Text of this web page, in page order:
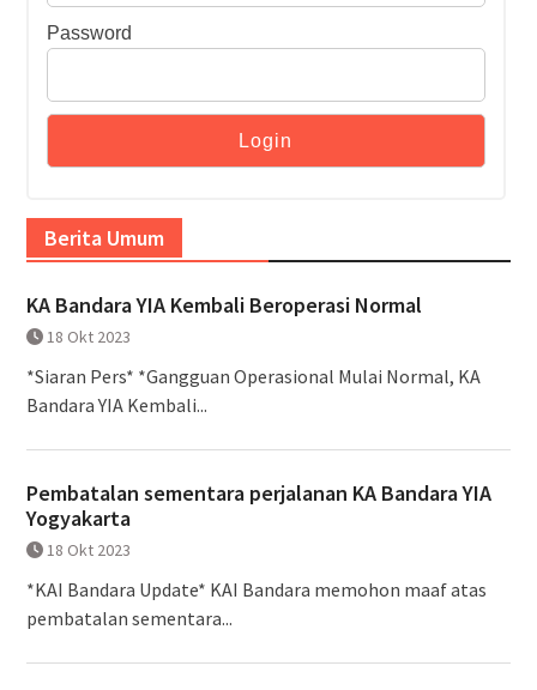
Password
Berita Umum
KA Bandara YIA Kembali Beroperasi Normal
18 Okt 2023
*Siaran Pers* *Gangguan Operasional Mulai Normal, KA
Bandara YIA Kembali...
Pembatalan sementara perjalanan KA Bandara YIA
Yogyakarta
18 Okt 2023
*KAI Bandara Update* KAI Bandara memohon maaf atas
pembatalan sementara...